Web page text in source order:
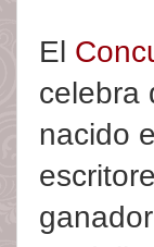
El
celebra
nacido